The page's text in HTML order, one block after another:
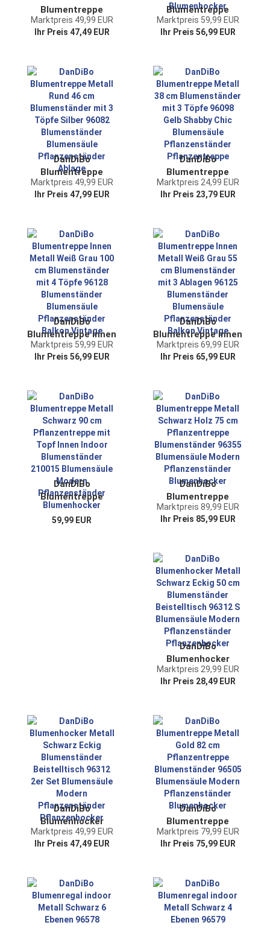
Blumentreppe
Metall Rund 75 cm
Blumenständer mit
Blumensäule
Pflanzenständer
Marktpreis 49,99 EUR
Ihr Preis 47,49 EUR
Blumentreppe
Metall Grau 75 cm
Blumenständer mit
Pflanzenständer
Pflanzensäule
Blumenhocker
Marktpreis 59,99 EUR
Ihr Preis 56,99 EUR
DanDiBo
Blumentreppe
Metall Rund 46 cm
Blumenständer mit
Blumenständer
Blumensäule
Pflanzenständer
Ablage
Marktpreis 49,99 EUR
Ihr Preis 47,99 EUR
DanDiBo
Blumentreppe
Metall 38 cm
Blumenständer mit
Blumensäule
Pflanzenständer
Pflanzentreppe
Marktpreis 24,99 EUR
Ihr Preis 23,79 EUR
DanDiBo
Blumentreppe Innen
Metall Weiß Grau
100 cm
Blumenständer
Blumensäule
Pflanzenständer
Balkon Vintage
Marktpreis 59,99 EUR
Ihr Preis 56,99 EUR
DanDiBo
Blumentreppe Innen
Metall Weiß Grau 55
cm Blumenständer
Blumenständer
Blumensäule
Pflanzenständer
Balkon Vintage
Marktpreis 69,99 EUR
Ihr Preis 65,99 EUR
DanDiBo
Blumentreppe
Metall Schwarz 90
cm Pflanzentreppe
59,99 EUR
DanDiBo
Blumentreppe
Metall Schwarz Holz
75 cm
96355 Blumensäule
Modern
Pflanzenständer
Blumenhocker
Marktpreis 89,99 EUR
Ihr Preis 85,99 EUR
DanDiBo
Blumenhocker
Metall Schwarz
Eckig 50 cm
S Blumensäule
Modern
Pflanzenständer
Pflanzenhocker
Marktpreis 29,99 EUR
Ihr Preis 28,49 EUR
DanDiBo
Blumenhocker
Metall Schwarz
Eckig
2er Set
Blumensäule
Modern
Pflanzenständer
Marktpreis 49,99 EUR
Ihr Preis 47,49 EUR
DanDiBo
Blumentreppe
Metall Gold 82 cm
Pflanzentreppe
Modern
Pflanzenständer
Blumenhocker
Marktpreis 79,99 EUR
Ihr Preis 75,99 EUR